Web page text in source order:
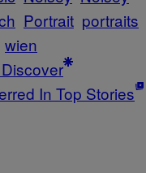
Portrait portraits
wien
In Top Stories